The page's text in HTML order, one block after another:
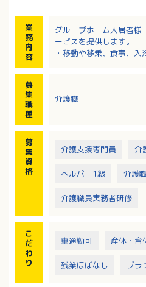
業
務
内
容
グループホーム入居者様
ービスを提供します。
・移動や移乗、食事、
等）
募
集
職
種
介護職
募
集
資
格
介護支援専門員 介
ヘルパー1級 介護
介護職員実務者研修
こ
だ
わ
り
車通勤可 産休・育
残業ほぼなし ブラ